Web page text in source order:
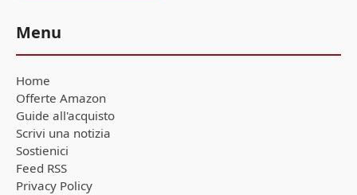
Menu
Home
Offerte Amazon
Guide all'acquisto
Scrivi una notizia
Sostienici
Feed RSS
Privacy Policy